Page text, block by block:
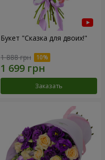
Букет "Сказка для двоих!"
1 888 грн
Заказать